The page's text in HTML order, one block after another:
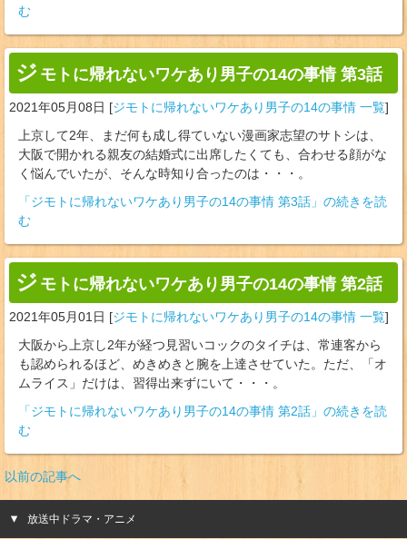
む
ジ モトに帰れないワケあり男子の14の事情 第3話
2021年05月08日 [ジモトに帰れないワケあり男子の14の事情 一覧]
上京して2年、まだ何も成し得ていない漫画家志望のサトシは、
大阪で開かれる親友の結婚式に出席したくても、合わせる顔がな
く悩んでいたが、そんな時知り合ったのは・・・。
「ジモトに帰れないワケあり男子の14の事情 第3話」の続きを読
む
ジ モトに帰れないワケあり男子の14の事情 第2話
2021年05月01日 [ジモトに帰れないワケあり男子の14の事情 一覧]
大阪から上京し2年が経つ見習いコックのタイチは、常連客から
も認められるほど、めきめきと腕を上達させていた。ただ、「オ
ムライス」だけは、習得出来ずにいて・・・。
「ジモトに帰れないワケあり男子の14の事情 第2話」の続きを読
む
以前の記事へ
放送中ドラマ・アニメ